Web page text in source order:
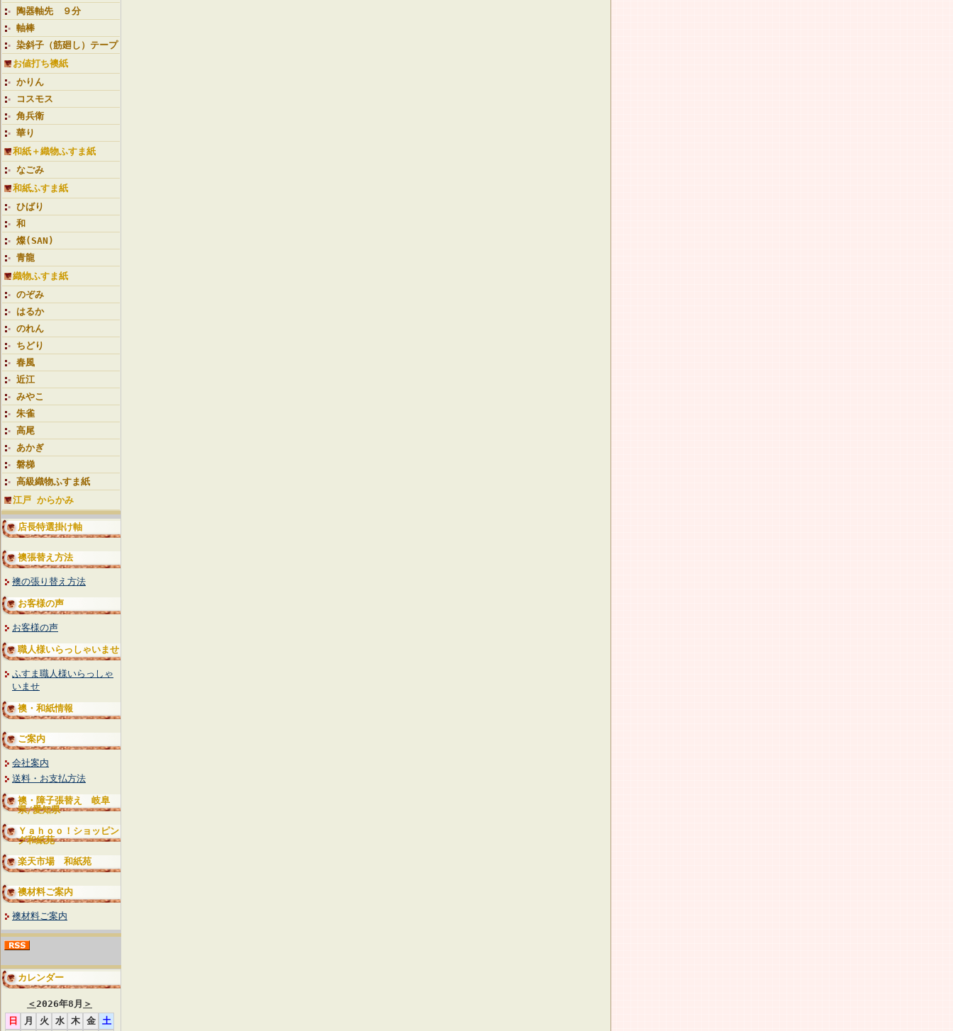
陶器軸先 ９分
軸棒
染斜子（筋廻し）テープ
お値打ち襖紙
かりん
コスモス
角兵衛
華り
和紙＋織物ふすま紙
なごみ
和紙ふすま紙
ひばり
和
燦(SAN)
青龍
織物ふすま紙
のぞみ
はるか
のれん
ちどり
春風
近江
みやこ
朱雀
高尾
あかぎ
磐梯
高級織物ふすま紙
江戸 からかみ
店長特選掛け軸
襖張替え方法
襖の張り替え方法
お客様の声
お客様の声
職人様いらっしゃいませ
ふすま職人様いらっしゃ
いませ
襖・和紙情報
ご案内
会社案内
送料・お支払方法
襖・障子張替え 岐阜
県/愛知県
Ｙａｈｏｏ！ショッピン
グ和紙苑
楽天市場 和紙苑
襖材料ご案内
襖材料ご案内
カレンダー
＜2026年8月 ＞
日
月 火 水 木 金 土